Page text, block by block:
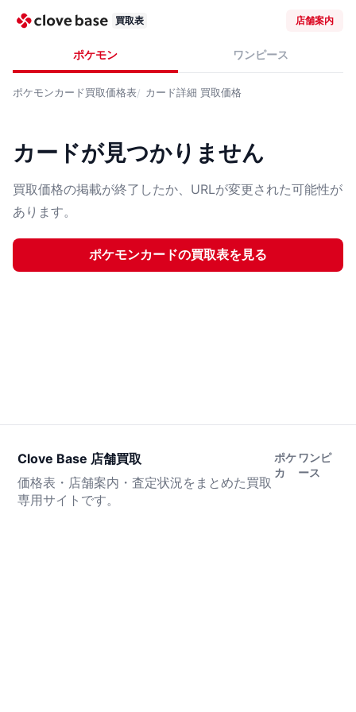
買取表 店舗案内
ポケモン ワンピース
ポケモンカード買取価格表 カード詳細 買取価格
カードが見つかりません
買取価格の掲載が終了したか、URLが変更された可能性が
あります。
ポケモンカードの買取表を見る
Clove Base 店舗買取
価格表・店舗案内・査定状況をまとめた買取
専用サイトです。
ポケ
カ
ワンピ
ース